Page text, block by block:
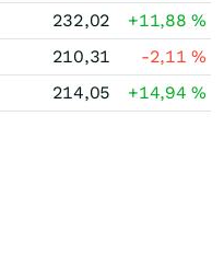
232,02 +11,88%
210,31 -2,11%
214,05 +14,94%